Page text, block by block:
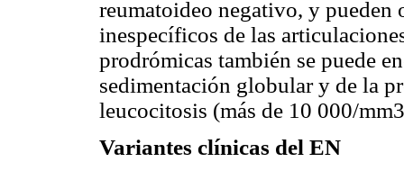
reumatoideo negativo, y pueden
inespecíficos de las
prodrómicas también se puede
sedimentación globular y de la
leucocitosis (más de 10 000/
Variantes clínicas del EN